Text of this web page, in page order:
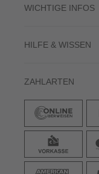
WICHTIGE INFOS
HILFE & WISSEN
ZAHLARTEN